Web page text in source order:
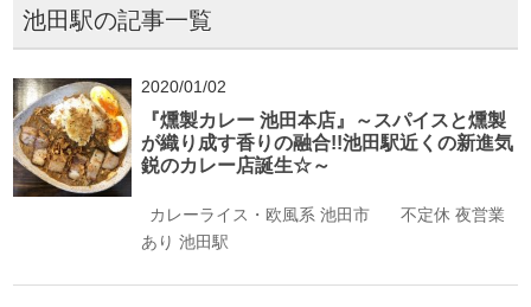
池田駅の記事一覧
2020/01/02
『燻製カレー 池田本店』～スパイスと燻製
が織り成す香りの融合!!池田駅近くの新進気
鋭のカレー店誕生☆～
カレーライス・欧風系 池田市 不定休 夜営業
あり 池田駅